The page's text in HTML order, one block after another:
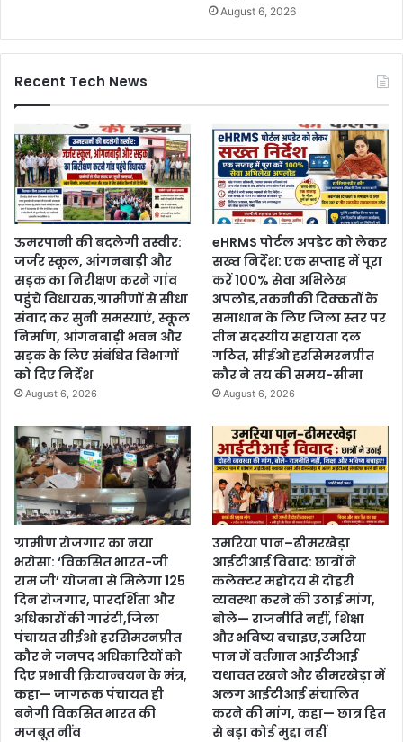
August 6, 2026
Recent Tech News
ऊमरपानी की बदलेगी तस्वीर:
जर्जर स्कूल, आंगनबाड़ी और
सड़क का निरीक्षण करने गांव
पहुंचे विधायक,ग्रामीणों से सीधा
संवाद कर सुनी समस्याएं, स्कूल
निर्माण, आंगनबाड़ी भवन और
सड़क के लिए संबंधित विभागों
को दिए निर्देश
August 6, 2026
eHRMS पोर्टल अपडेट को लेकर
सख्त निर्देश: एक सप्ताह में पूरा
करें 100% सेवा अभिलेख
अपलोड,तकनीकी दिक्कतों के
समाधान के लिए जिला स्तर पर
तीन सदस्यीय सहायता दल
गठित, सीईओ हरसिमरनप्रीत
कौर ने तय की समय-सीमा
August 6, 2026
ग्रामीण रोजगार का नया
भरोसा: ‘विकसित भारत-जी
राम जी’ योजना से मिलेगा 125
दिन रोजगार, पारदर्शिता और
अधिकारों की गारंटी,जिला
पंचायत सीईओ हरसिमरनप्रीत
कौर ने जनपद अधिकारियों को
दिए प्रभावी क्रियान्वयन के मंत्र,
कहा— जागरूक पंचायत ही
बनेगी विकसित भारत की
मजबूत नींव
उमरिया पान–ढीमरखेड़ा
आईटीआई विवाद: छात्रों ने
कलेक्टर महोदय से दोहरी
व्यवस्था करने की उठाई मांग,
बोले— राजनीति नहीं, शिक्षा
और भविष्य बचाइए,उमरिया
पान में वर्तमान आईटीआई
यथावत रखने और ढीमरखेड़ा में
अलग आईटीआई संचालित
करने की मांग, कहा— छात्र हित
से बड़ा कोई मुद्दा नहीं